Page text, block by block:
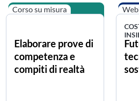
Corso su misura
Elaborare prove di
competenza e
compiti di realtà